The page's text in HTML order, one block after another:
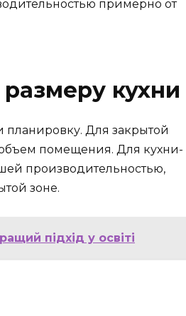
примерно от
кухни
планировку. Для закрытой
объем помещения. Для кухни-
производительностью,
зоне.
підхід у освіті